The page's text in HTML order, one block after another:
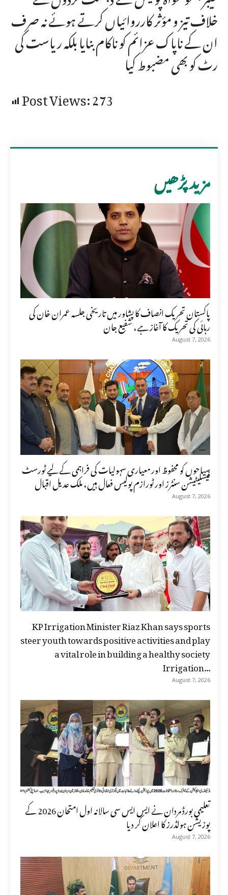
خلاف تیز و مؤثر کارروائیاں کرتے ہوئے نہ صرف
ان کے ناپاک عزائم کو ناکام بنایا بلکہ ریاست کی
رٹ کو بھی مضبوط کیا
Post Views:273
مزید پڑھیں
پاکستان تحریک انصاف کا پشاور میں تاریخی جلسہ عمران خان کی
رہائی کی تحریک کا آغاز ہے، شفیع جان
August 7, 2026
سیاحوں کو محفوظ اور معیاری سہولیات کی فراہمی کے لیے ٹورسٹ
فیسلیٹیشن سنٹرز اور ٹورازم پولیس فعال ہیں، ملک عدیل اقبال
August 7, 2026
KP Irrigation Minister Riaz Khan says sports
steer youth towards positive activities and play
a vital role in building a healthy society
Irrigation...
August 7, 2026
تعلیمی بورڈ مردان نے ایس ایس سی سالانہ اول امتحان 2026 کے
پوزیشن ہولڈرز کا اعلان کر دیا
August 7, 2026